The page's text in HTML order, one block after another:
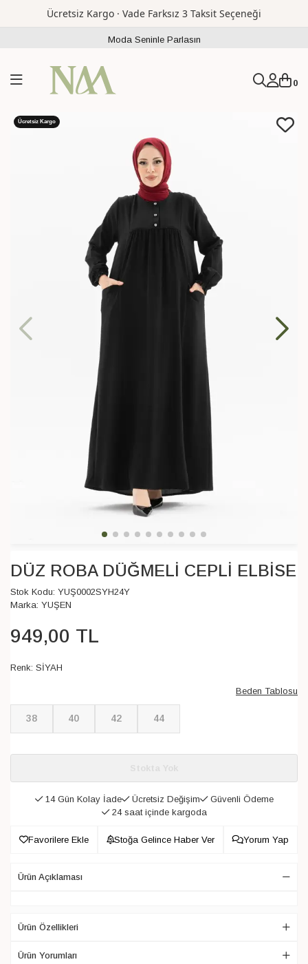
Ücretsiz Kargo · Vade Farksız 3 Taksit Seçeneği
Moda Seninle Parlasın
0
Ücretsiz Kargo
DÜZ ROBA DÜĞMELİ CEPLİ ELBİSE
Stok Kodu: YUŞ0002SYH24Y
Marka: YUŞEN
949,00 TL
Renk: SİYAH
Beden Tablosu
38 40 42 44
14 Gün Kolay İade Ücretsiz Değişim
Güvenli Ödeme
24 saat içinde kargoda
Favorilere Ekle Stoğa Gelince Haber Ver Yorum Yap
Ürün Açıklaması
Ürün Özellikleri
Ürün Yorumları